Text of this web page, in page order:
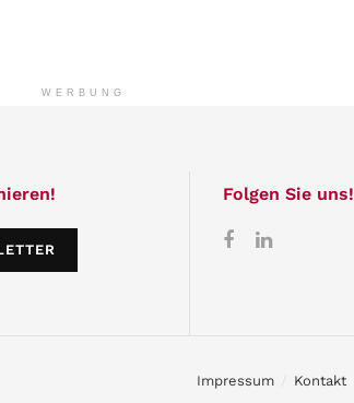
WERBUNG
Folgen Sie uns!
Impressum Kontakt